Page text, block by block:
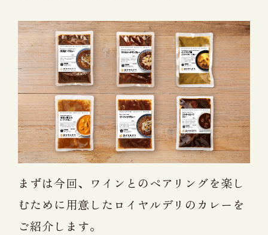
まずは今回、ワインとのペアリングを楽し
むために用意したロイヤルデリのカレーを
ご紹介します。